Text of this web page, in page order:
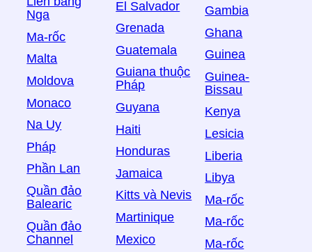
Nga
Ma-rốc
Malta
Moldova
Monaco
Na Uy
Pháp
Phần Lan
Quần đảo
Balearic
Quần đảo
Channel
El Salvador
Grenada
Guatemala
Guiana thuộc
Pháp
Guyana
Haiti
Honduras
Jamaica
Kitts và Nevis
Martinique
Mexico
Gambia
Ghana
Guinea
Guinea-
Bissau
Kenya
Lesicia
Liberia
Libya
Ma-rốc
Ma-rốc
Ma-rốc